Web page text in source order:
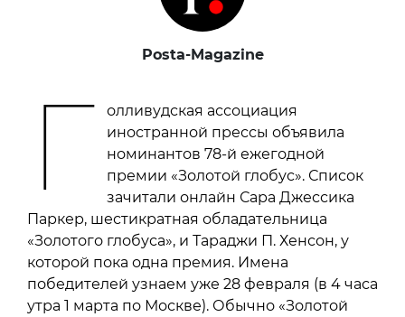
Posta-Magazine
Г
олливудская ассоциация
иностранной прессы объявила
номинантов 78-й ежегодной
премии «Золотой глобус». Список
зачитали онлайн Сара Джессика
Паркер, шестикратная обладательница
«Золотого глобуса», и Тараджи П. Хенсон, у
которой пока одна премия. Имена
победителей узнаем уже 28 февраля (в 4 часа
утра 1 марта по Москве). Обычно «Золотой